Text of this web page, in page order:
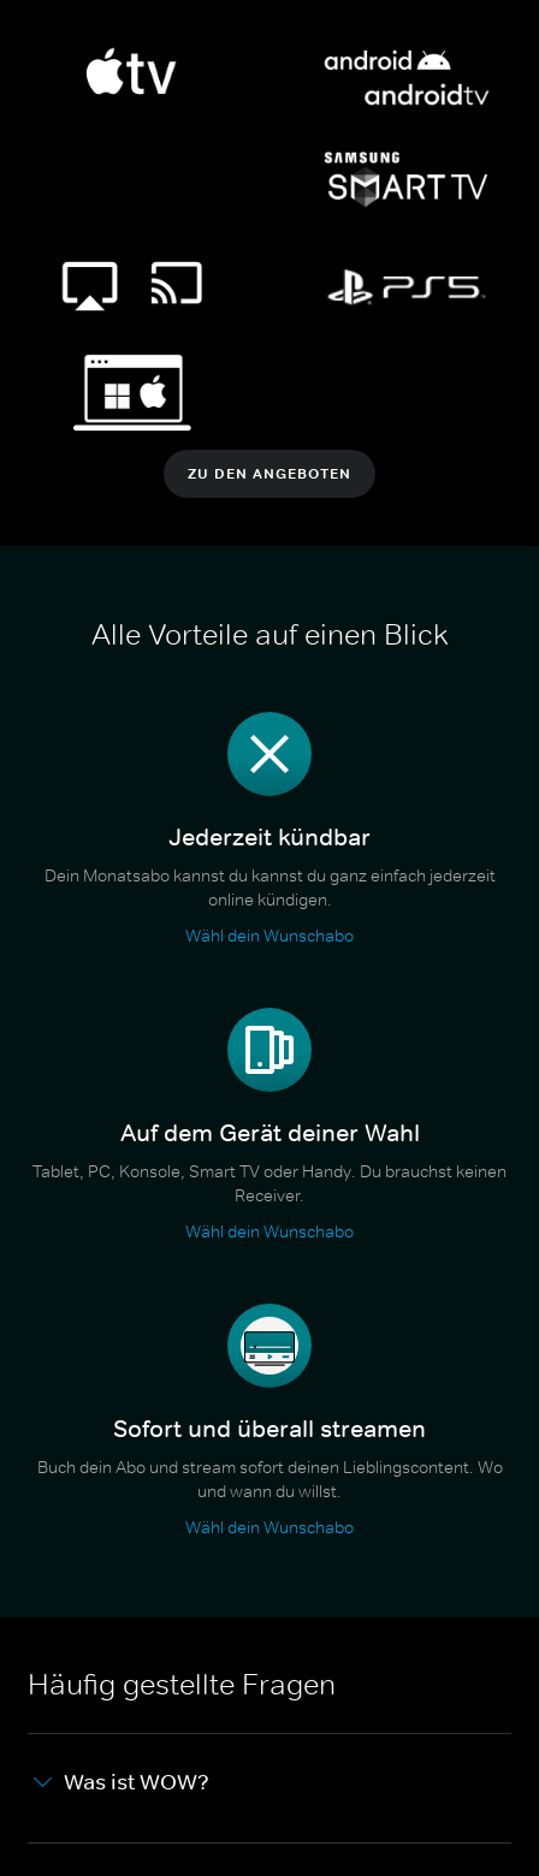
ZU DEN ANGEBOTEN
Alle Vorteile auf einen Blick
Jederzeit kündbar
Dein Monatsabo kannst du kannst du ganz einfach jederzeit
online kündigen.
Wähl dein Wunschabo
Auf dem Gerät deiner Wahl
Tablet, PC, Konsole, Smart TV oder Handy. Du brauchst keinen
Receiver.
Wähl dein Wunschabo
Sofort und überall streamen
Buch dein Abo und stream sofort deinen Lieblingscontent. Wo
und wann du willst.
Wähl dein Wunschabo
Häufig gestellte Fragen
Was ist WOW?